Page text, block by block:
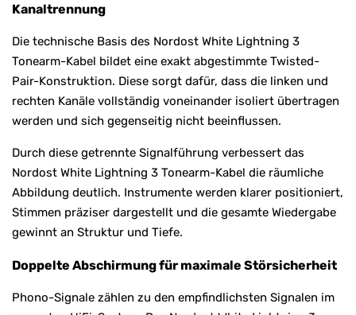
Kanaltrennung
Die technische Basis des Nordost White Lightning 3
Tonearm-Kabel bildet eine exakt abgestimmte Twisted-
Pair-Konstruktion. Diese sorgt dafür, dass die linken und
rechten Kanäle vollständig voneinander isoliert übertragen
werden und sich gegenseitig nicht beeinflussen.
Durch diese getrennte Signalführung verbessert das
Nordost White Lightning 3 Tonearm-Kabel die räumliche
Abbildung deutlich. Instrumente werden klarer positioniert,
Stimmen präziser dargestellt und die gesamte Wiedergabe
gewinnt an Struktur und Tiefe.
Doppelte Abschirmung für maximale Störsicherheit
Phono-Signale zählen zu den empfindlichsten Signalen im